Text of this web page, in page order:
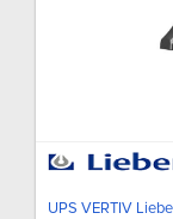
UPS VERTIV